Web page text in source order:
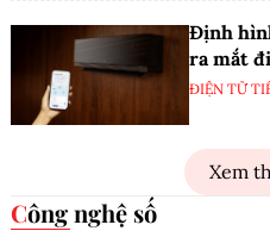
Định
ra mắt
ĐIỆN TỬ
Xem
Công nghệ số